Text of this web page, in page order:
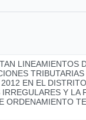
LINEAMIENTOS
EN EL
Y
ORDENAMIENTO